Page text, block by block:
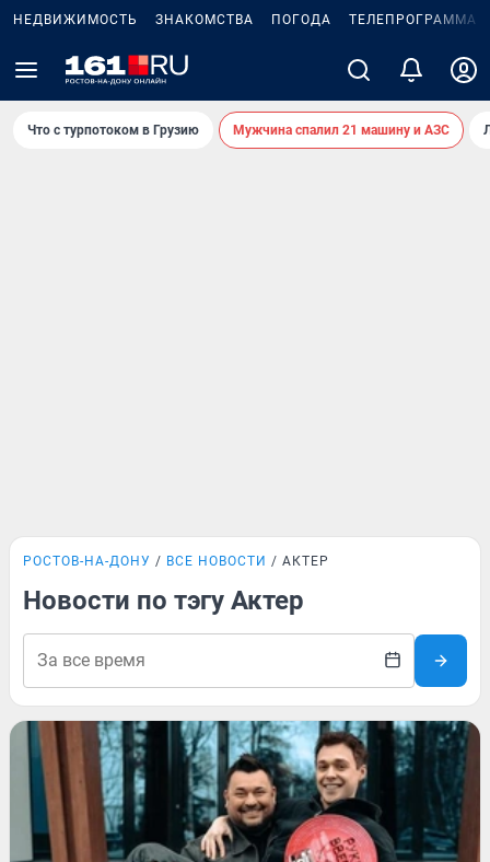
НЕДВИЖИМОСТЬ ЗНАКОМСТВА ПОГОДА ТЕЛЕПРОГРАММА
Что с турпотоком в Грузию Мужчина спалил 21 машину и АЗС
РОСТОВ-НА-ДОНУ ВСЕ НОВОСТИ АКТЕР
Новости по тэгу Актер